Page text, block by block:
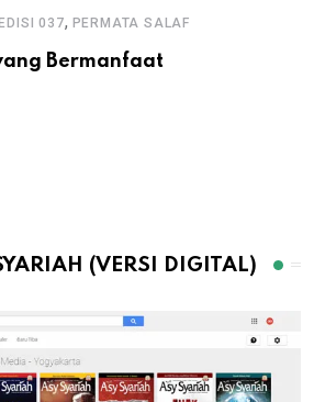
037, PERMATA SALAF
Bermanfaat
(VERSI DIGITAL)